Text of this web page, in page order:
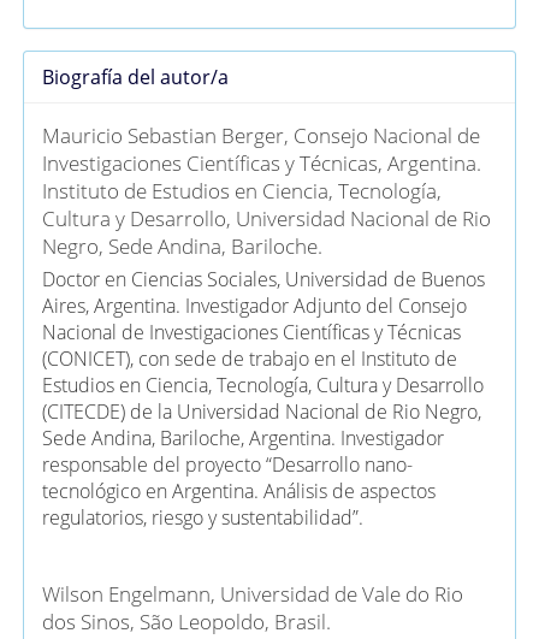
Biografía del autor/a
Mauricio Sebastian Berger, Consejo Nacional de
Investigaciones Científicas y Técnicas, Argentina.
Instituto de Estudios en Ciencia, Tecnología,
Cultura y Desarrollo, Universidad Nacional de Rio
Negro, Sede Andina, Bariloche.
Doctor en Ciencias Sociales, Universidad de Buenos
Aires, Argentina. Investigador Adjunto del Consejo
Nacional de Investigaciones Científicas y Técnicas
(CONICET), con sede de trabajo en el Instituto de
Estudios en Ciencia, Tecnología, Cultura y Desarrollo
(CITECDE) de la Universidad Nacional de Rio Negro,
Sede Andina, Bariloche, Argentina. Investigador
responsable del proyecto “Desarrollo nano-
tecnológico en Argentina. Análisis de aspectos
regulatorios, riesgo y sustentabilidad”.
Wilson Engelmann, Universidad de Vale do Rio
dos Sinos, São Leopoldo, Brasil.